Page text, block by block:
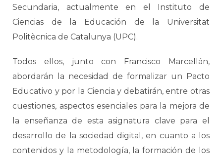
Secundaria, actualmente en el Instituto de
Ciencias de la Educación de la Universitat
Politècnica de Catalunya (UPC).
Todos ellos, junto con Francisco Marcellán,
abordarán la necesidad de formalizar un Pacto
Educativo y por la Ciencia y debatirán, entre otras
cuestiones, aspectos esenciales para la mejora de
la enseñanza de esta asignatura clave para el
desarrollo de la sociedad digital, en cuanto a los
contenidos y la metodología, la formación de los